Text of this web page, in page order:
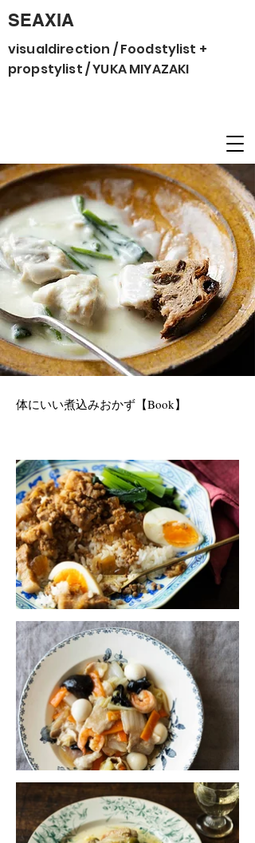
SEAXIA
visualdirection / Foodstylist +
propstylist / YUKA MIYAZAKI
体にいい煮込みおかず【Book】